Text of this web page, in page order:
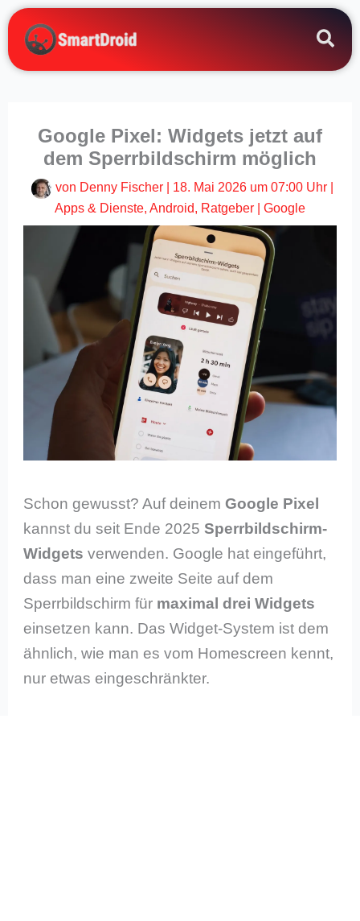
Zum
Inhalt
springen
Google Pixel: Widgets jetzt auf
dem Sperrbildschirm möglich
von Denny Fischer 18. Mai 2026 um 07:00 Uhr|
Apps & Dienste, Android, Ratgeber Google
Schon gewusst? Auf deinemGoogle Pixel
kannst du seit Ende 2025Sperrbildschirm-
Widgets verwenden. Google hat eingeführt,
dass man eine zweite Seite auf dem
Sperrbildschirm für maximal drei Widgets
einsetzen kann. Das Widget-System ist dem
ähnlich, wie man es vom Homescreen kennt,
nur etwas eingeschränkter.